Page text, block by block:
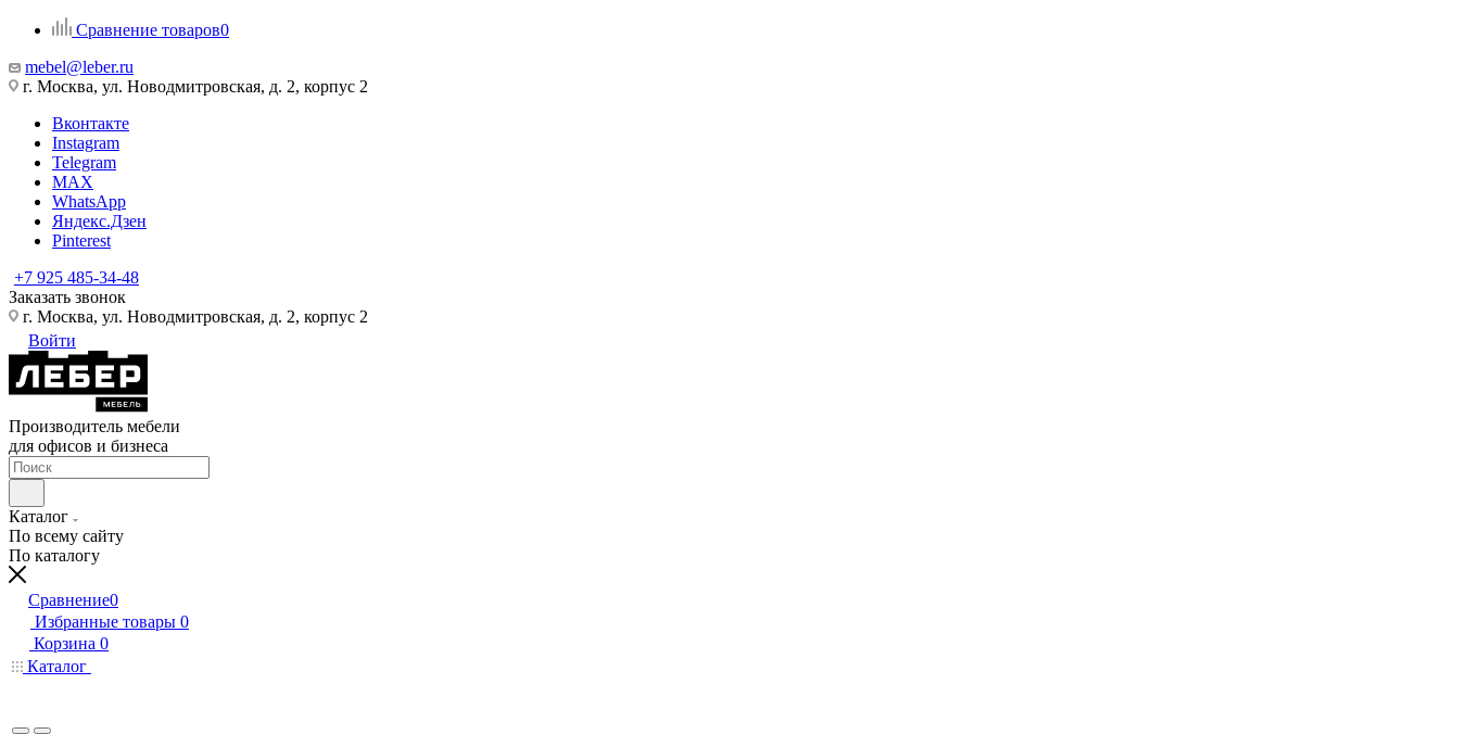
Сравнение товаров0
mebel@leber.ru
г. Москва, ул. Новодмитровская, д. 2, корпус 2
Вконтакте
Instagram
Telegram
MAX
WhatsApp
Яндекс.Дзен
Pinterest
+7 925 485-34-48
Заказать звонок
г. Москва, ул. Новодмитровская, д. 2, корпус 2
Войти
Производитель мебели
для офисов и бизнеса
Каталог
По всему сайту
По каталогу
Сравнение0
Избранные товары 0
Корзина 0
Каталог